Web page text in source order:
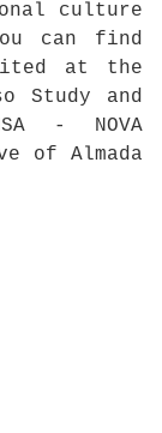
culture
can find
at the
Study and
- NOVA
of Almada